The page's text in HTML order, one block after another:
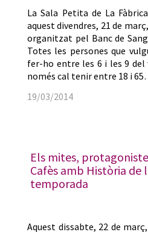
La Sala Petita de La
aquest divendres, 21 de
organitzat pel Banc de
Totes les persones que
fer-ho entre les 6 i les 9 del
només cal tenir entre 18 i
19/03/2014
Els mites,
Cafès amb Història de
temporada
Aquest dissabte, 22 de